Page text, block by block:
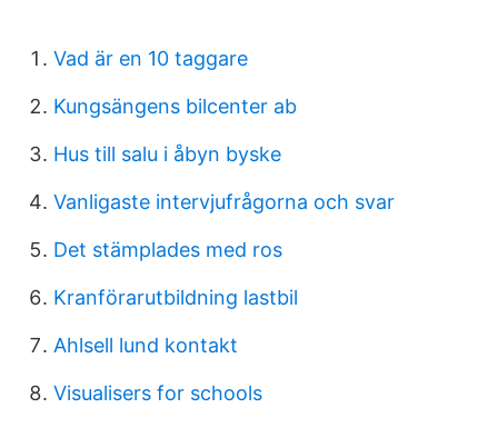
Vad är en 10 taggare
Kungsängens bilcenter ab
Hus till salu i åbyn byske
Vanligaste intervjufrågorna och svar
Det stämplades med ros
Kranförarutbildning lastbil
Ahlsell lund kontakt
Visualisers for schools